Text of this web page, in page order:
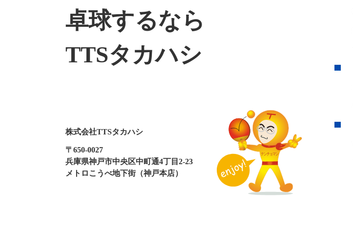
卓球するなら
TTSタカハシ
株式会社TTSタカハシ
〒650-0027
兵庫県神戸市中央区中町通4丁目2-23
メトロこうべ地下街（神戸本店）